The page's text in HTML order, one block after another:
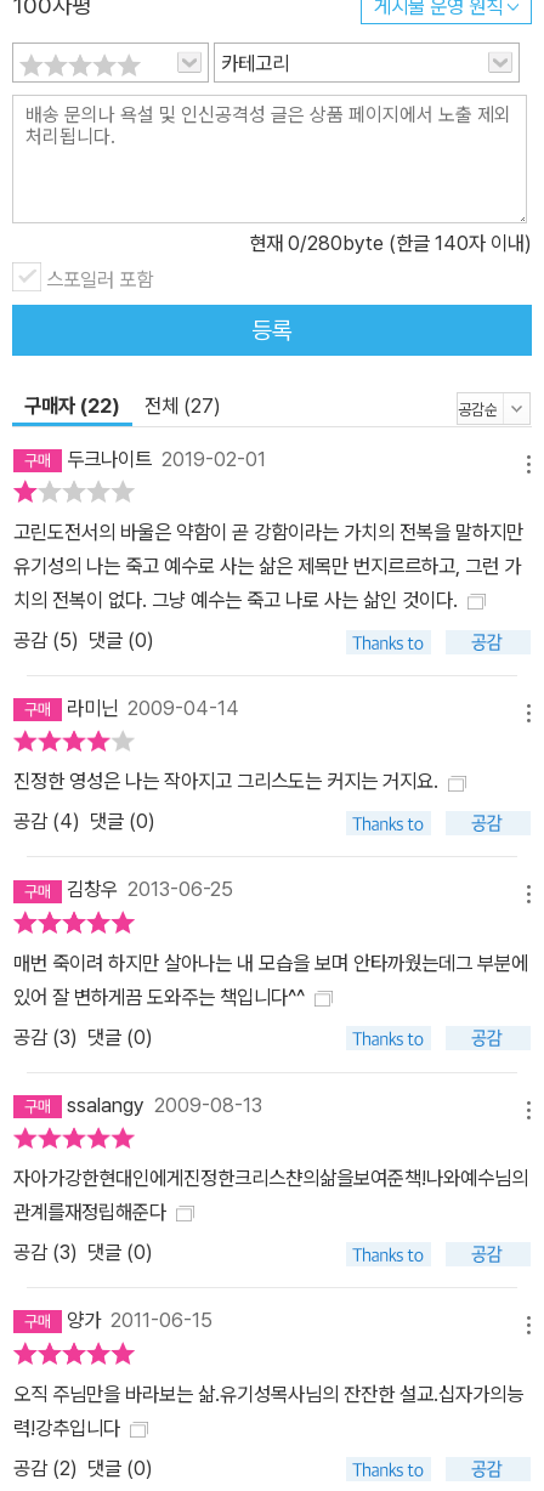
게시물 운영 원칙
카테고리
현재 0/280byte (한글 140자 이내)
스포일러 포함
등록
구매자 (22) 전체 (27)
두크나이트 2019-02-01
고린도전서의 바울은 약함이 곧 강함이라는 가치의 전복을 말하지만
유기성의 나는 죽고 예수로 사는 삶은 제목만 번지르르하고, 그런 가
치의 전복이 없다. 그냥 예수는 죽고 나로 사는 삶인 것이다.
공감 (5) 댓글 (0)
라미닌 2009-04-14
진정한 영성은 나는 작아지고 그리스도는 커지는 거지요.
공감 (4) 댓글 (0)
김창우 2013-06-25
매번 죽이려 하지만 살아나는 내 모습을 보며 안타까웠는데그 부분에
있어 잘 변하게끔 도와주는 책입니다^^
공감 (3) 댓글 (0)
ssalangy 2009-08-13
자아가강한현대인에게진정한크리스챤의삶을보여준책!나와예수님의
관계를재정립해준다
공감 (3) 댓글 (0)
양가2011-06-15
오직 주님만을 바라보는 삶.유기성목사님의 잔잔한 설교.십자가의능
력!강추입니다
공감 (2) 댓글 (0)